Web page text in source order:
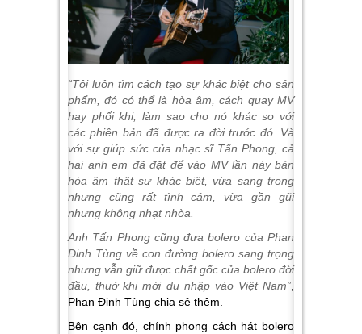
“Tôi luôn tìm cách tạo sự khác biệt cho sản
phẩm, đó có thể là hòa âm, cách quay MV
hay phối khi, làm sao cho nó khác so với
các phiên bản đã được ra đời trước đó. Và
với sự giúp sức của nhạc sĩ Tấn Phong, cả
hai anh em đã đặt để vào MV lần này bản
hòa âm thật sự khác biệt, vừa sang trọng
nhưng cũng rất tình cảm, vừa gần gũi
nhưng không nhạt nhòa.
Anh Tấn Phong cũng đưa bolero của Phan
Đinh Tùng về con đường bolero sang trọng
nhưng vẫn giữ được chất gốc của bolero đời
đầu, thuở khi mới du nhập vào Việt Nam”,
Phan Đinh Tùng chia sẻ thêm.
Bên cạnh đó, chính phong cách hát bolero